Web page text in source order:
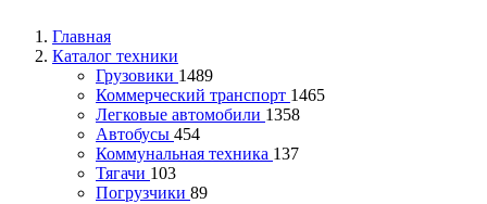
Главная
Каталог техники
Грузовики 1489
Коммерческий транспорт 1465
Легковые автомобили 1358
Автобусы 454
Коммунальная техника 137
Тягачи 103
Погрузчики 89